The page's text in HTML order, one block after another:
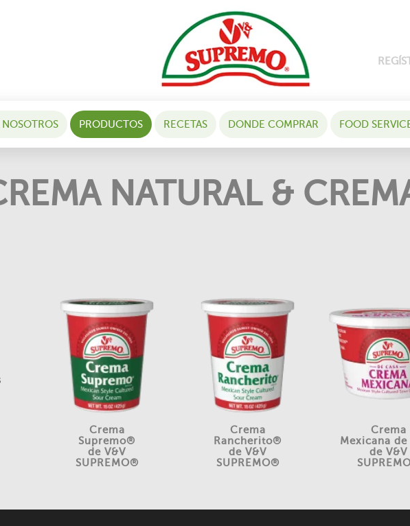
NOSOTROS PRODUCTOS RECETAS DONDE COMPRAR FOOD
NATURAL &
Crema
Supremo®
de V&V
SUPREMO®
Crema
Rancherito®
de V&V
SUPREMO®
Crema
Mexicana de
de V&V